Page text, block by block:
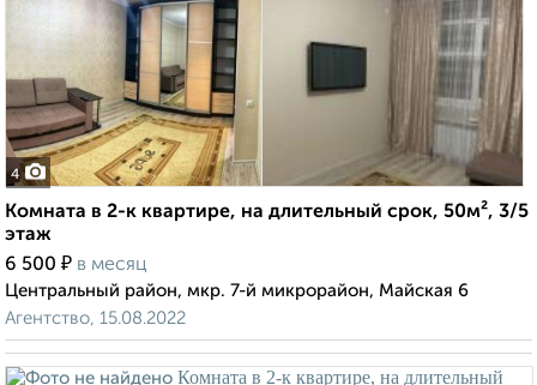
4
Комната в 2-к квартире, на длительный срок, 50м², 3/5
этаж
6 500 ₽ в месяц
Центральный район, мкр. 7-й микрорайон, Майская 6
Агентство, 15.08.2022